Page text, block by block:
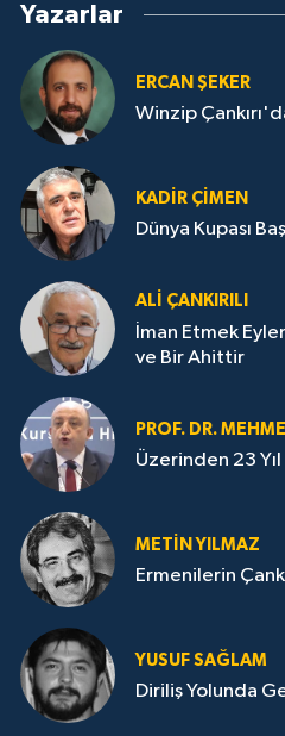
Yazarlar
ERCAN ŞEKER
Winzip
KADIR ÇIMEN
Dünya Kupası
ALI ÇANKIRILI
İman Etmek
ve Bir Ahittir
PROF. DR.
Üzerinden 23
METIN YILMAZ
Ermenilerin
YUSUF SAĞLAM
Diriliş Yolunda